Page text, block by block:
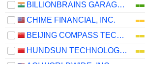
BILLIONBRAINS GARAGE VENTURES LIMITED
CHIME FINANCIAL, INC.
BEIJING COMPASS TECHNOLOGY DEVELOPMENT CO., LTD.
HUNDSUN TECHNOLOGIES INC.